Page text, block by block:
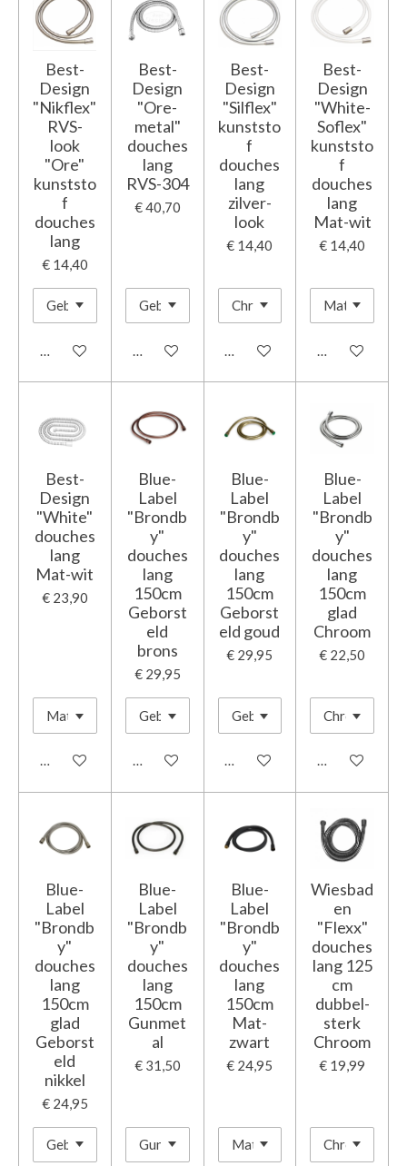
Best-
Design
"Nikflex"
RVS-
look
"Ore"
kunststo
f
douches
lang
€ 14,40
In winkelwagen
Best-
Design
"Ore-
metal"
douches
lang
RVS-304
€ 40,70
In winkelwagen
Best-
Design
"Silflex"
kunststo
f
douches
lang
zilver-
look
€ 14,40
In winkelwagen
Best-
Design
"White-
Soflex"
kunststo
f
douches
lang
Mat-wit
€ 14,40
In
Best-
Design
"White"
douches
lang
Mat-wit
€ 23,90
In winkelwagen
Blue-
Label
"Brondb
y"
douches
lang
150cm
Geborst
eld
brons
€ 29,95
In winkelwagen
Blue-
Label
"Brondb
y"
douches
lang
150cm
Geborst
eld goud
€ 29,95
In winkelwagen
Blue-
Label
"Brondb
y"
douches
lang
150cm
glad
Chroom
€ 22,50
In
Blue-
Label
"Brondb
y"
douches
lang
150cm
glad
Geborst
eld
nikkel
€ 24,95
Blue-
Label
"Brondb
y"
douches
lang
150cm
Gunmet
al
€ 31,50
Blue-
Label
"Brondb
y"
douches
lang
150cm
Mat-
zwart
€ 24,95
Wiesbad
en
"Flexx"
douches
lang 125
cm
dubbel-
sterk
Chroom
€ 19,99